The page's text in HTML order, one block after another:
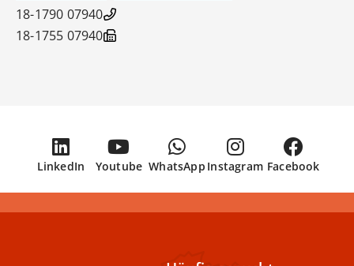
07940 18-1790
07940 18-1755
Facebook
Instagram
WhatsApp
Youtube
LinkedIn